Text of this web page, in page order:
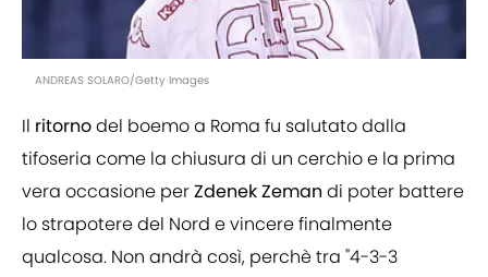
ANDREAS SOLARO/Getty Images
Il ritornodel boemo a Roma fu salutato dalla
tifoseria come la chiusura di un cerchio e la prima
vera occasione perZdenekZeman di poter battere
lo strapotere del Nord e vincere finalmente
qualcosa. Non andrà così, perchè tra "4-3-3